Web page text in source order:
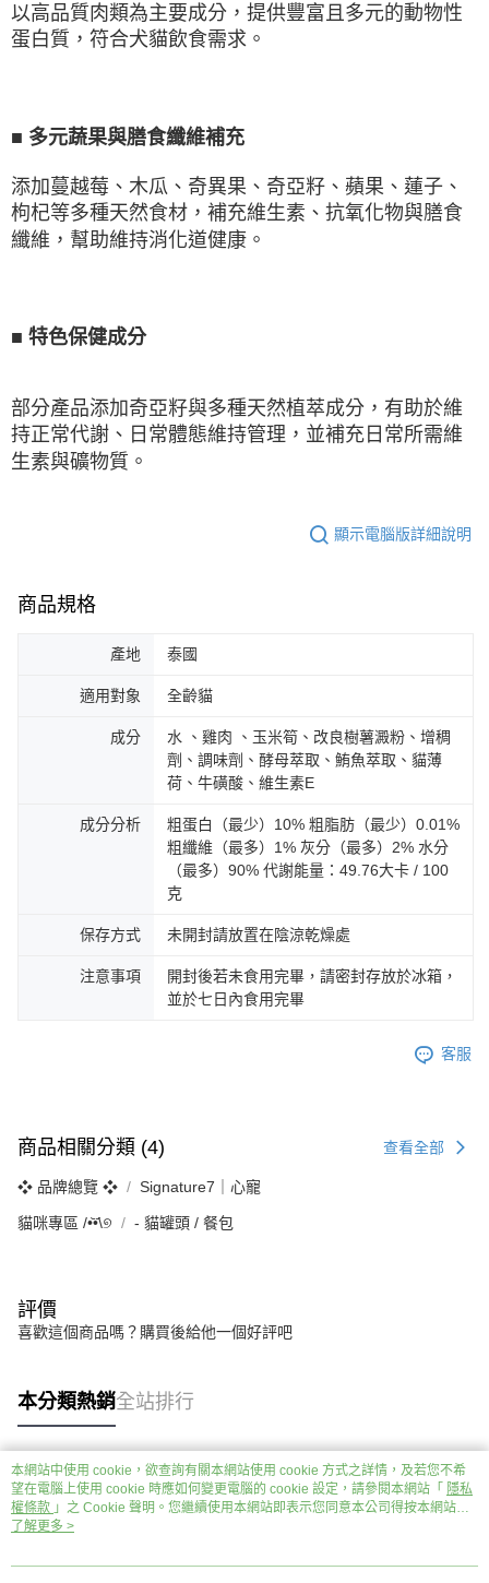
以高品質肉類為主要成分，提供豐富且多元的動物性
蛋白質，符合犬貓飲食需求。
■ 多元蔬果與膳食纖維補充
添加蔓越莓、木瓜、奇異果、奇亞籽、蘋果、蓮子、
枸杞等多種天然食材，補充維生素、抗氧化物與膳食
纖維，幫助維持消化道健康。
■ 特色保健成分
部分產品添加奇亞籽與多種天然植萃成分，有助於維
持正常代謝、日常體態維持管理，並補充日常所需維
生素與礦物質。
顯示電腦版詳細說明
商品規格
產地 泰國
適用對象 全齡貓
成分
水 、雞肉 、玉米筍、改良樹薯澱粉、增稠
劑、調味劑、酵母萃取、鮪魚萃取、貓薄
荷、牛磺酸、維生素E
成分分析
粗蛋白（最少）10% 粗脂肪（最少）0.01%
粗纖維（最多）1% 灰分（最多）2% 水分
（最多）90% 代謝能量：49.76大卡 / 100
克
保存方式 未開封請放置在陰涼乾燥處
注意事項
開封後若未食用完畢，請密封存放於冰箱，
並於七日內食用完畢
客服
商品相關分類 (4) 查看全部
❖ 品牌總覽 ❖ Signature7｜心寵
貓咪專區 /•᷅‎‎•᷄\୭ ‐ 貓罐頭 / 餐包
評價
喜歡這個商品嗎？購買後給他一個好評吧
本分類熱銷全站排行
熱門標籤
本網站中使用 cookie，欲查詢有關本網站使用 cookie 方式之詳情，及若您不希
望在電腦上使用 cookie 時應如何變更電腦的 cookie 設定，請參閱本網站「 隱私
權條款 」之 Cookie 聲明。您繼續使用本網站即表示您同意本公司得按本網站使
用條款之 Cookie 聲明使用 cookie。
了解更多 >